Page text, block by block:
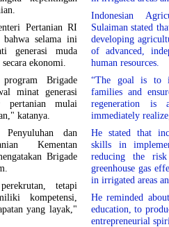
Pertanian RI
selama ini
generasi muda
ekonomi.
Brigade
minat generasi
mulai
katanya.
dan
Kementan
Brigade
tetapi
kompetensi,
yang layak,"
Indonesian
Sulaiman stated
developing
of advanced,
human resources.
“The goal is to
families and
regeneration is
immediately
He stated that
skills in
reducing the
greenhouse gas
in irrigated areas
He reminded
education, to
entrepreneurial